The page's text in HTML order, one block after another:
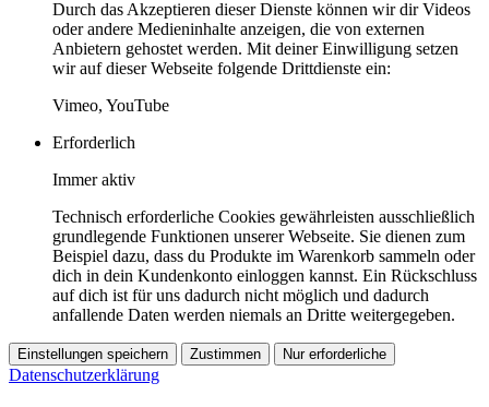
Durch das Akzeptieren dieser Dienste können wir dir Videos
oder andere Medieninhalte anzeigen, die von externen
Anbietern gehostet werden. Mit deiner Einwilligung setzen
wir auf dieser Webseite folgende Drittdienste ein:
Vimeo, YouTube
Erforderlich
Immer aktiv
Technisch erforderliche Cookies gewährleisten ausschließlich
grundlegende Funktionen unserer Webseite. Sie dienen zum
Beispiel dazu, dass du Produkte im Warenkorb sammeln oder
dich in dein Kundenkonto einloggen kannst. Ein Rückschluss
auf dich ist für uns dadurch nicht möglich und dadurch
anfallende Daten werden niemals an Dritte weitergegeben.
Einstellungen speichern Zustimmen Nur erforderliche
Datenschutzerklärung